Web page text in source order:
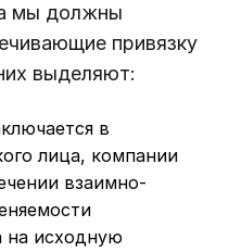
мы должны
привязку
выделяют:
в
лица, компании
взаимно-
на исходную